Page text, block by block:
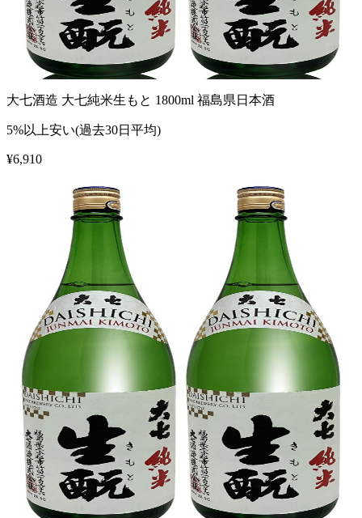
大七酒造 大七純米生もと 1800ml 福島県日本酒
5%以上安い(過去30日平均)
¥6,910